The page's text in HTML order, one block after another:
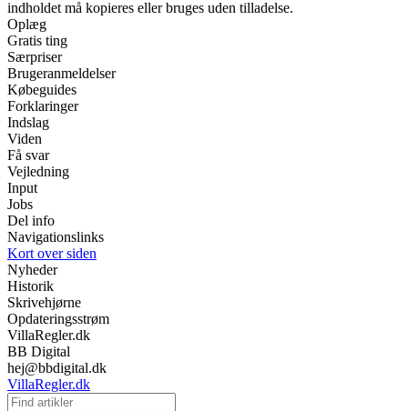
indholdet må kopieres eller bruges uden tilladelse.
Oplæg
Gratis ting
Særpriser
Brugeranmeldelser
Købeguides
Forklaringer
Indslag
Viden
Få svar
Vejledning
Input
Jobs
Del info
Navigationslinks
Kort over siden
Nyheder
Historik
Skrivehjørne
Opdateringsstrøm
VillaRegler.dk
BB Digital
hej@bbdigital.dk
VillaRegler.dk